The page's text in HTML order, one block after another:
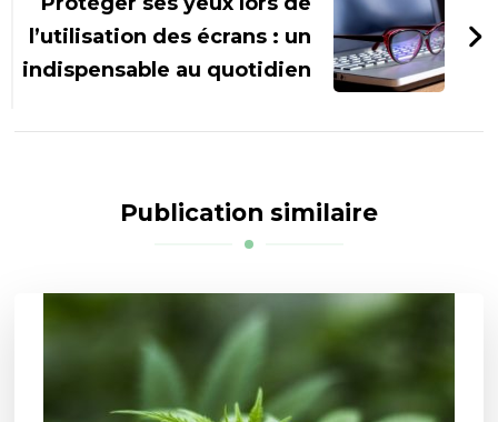
l’utilisation des écrans : un
indispensable au quotidien
Publication similaire